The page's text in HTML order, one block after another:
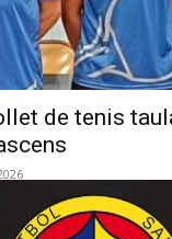
de tenis